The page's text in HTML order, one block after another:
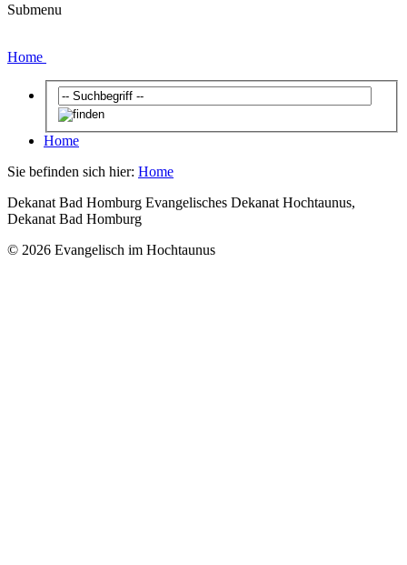
Submenu
Home
Home
Sie befinden sich hier: Home
Dekanat Bad Homburg Evangelisches Dekanat Hochtaunus,
Dekanat Bad Homburg
© 2026 Evangelisch im Hochtaunus